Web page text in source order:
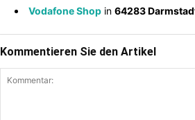
Vodafone Shop in 64283
Kommentieren Sie den Artikel